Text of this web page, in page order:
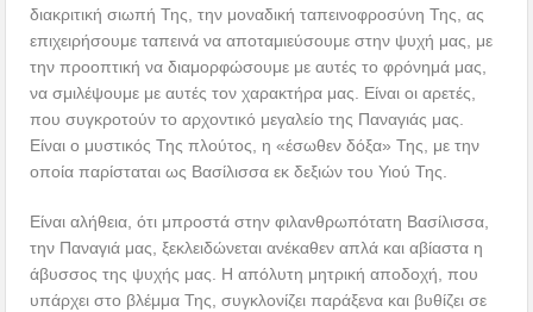
διακριτική σιωπή Της, την μοναδική ταπεινοφροσύνη Της, ας
επιχειρήσουμε ταπεινά να αποταμιεύσουμε στην ψυχή μας, με
την προοπτική να διαμορφώσουμε με αυτές το φρόνημά μας,
να σμιλέψουμε με αυτές τον χαρακτήρα μας. Είναι οι αρετές,
που συγκροτούν το αρχοντικό μεγαλείο της Παναγιάς μας.
Είναι ο μυστικός Της πλούτος, η «έσωθεν δόξα» Της, με την
οποία παρίσταται ως Βασίλισσα εκ δεξιών του Υιού Της.
Είναι αλήθεια, ότι μπροστά στην φιλανθρωπότατη Βασίλισσα,
την Παναγιά μας, ξεκλειδώνεται ανέκαθεν απλά και αβίαστα η
άβυσσος της ψυχής μας. Η απόλυτη μητρική αποδοχή, που
υπάρχει στο βλέμμα Της, συγκλονίζει παράξενα και βυθίζει σε